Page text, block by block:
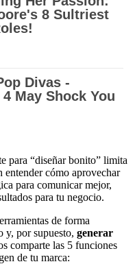
para “diseñar bonito” limita
entender cómo aprovechar
para comunicar mejor,
para tu negocio.
de forma
y, por supuesto, generar
comparte las 5 funciones
de tu marca: